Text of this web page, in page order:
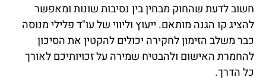
חשוב לדעת שהחוק מבחין בין נסיבות שונות ומאפשר
להציג קו הגנה מותאם. ייעוץ וליווי של עו"ד פלילי מנוסה
כבר משלב הזימון לחקירה יכולים להקטין את הסיכון
להחמרת האישום ולהבטיח שמירה על זכויותיכם לאורך
כל הדרך.